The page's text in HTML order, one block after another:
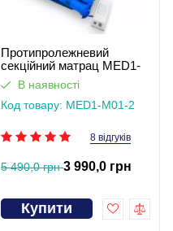
Протипролежневий
секційний матрац MED1-
M01В наявності
Код товару: MED1-M01-2
8 відгуків
5 490,0 грн3 990,0 грн
Купити